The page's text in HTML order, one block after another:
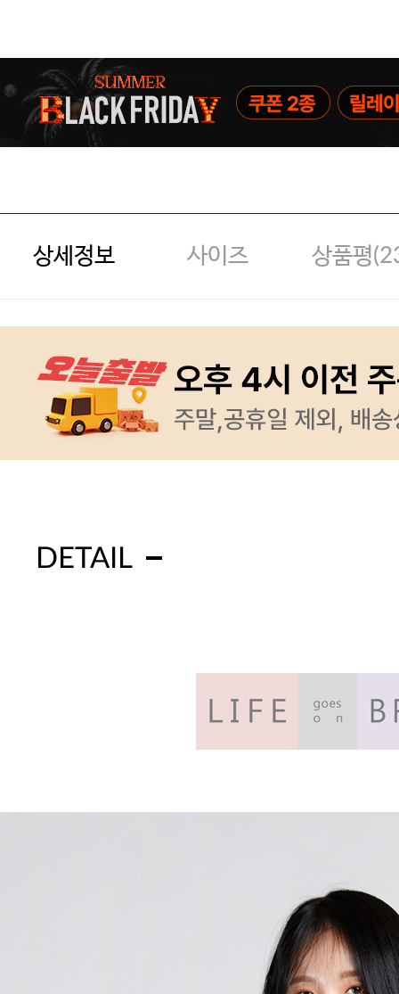
상세정보 사이즈 상품평(
DETAIL